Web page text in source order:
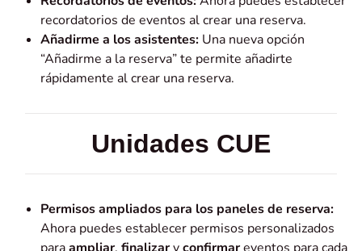
recordatorios de eventos al crear una reserva.
Añadirme a los asistentes: Una nueva opción
“Añadirme a la reserva” te permite añadirte
rápidamente al crear una reserva.
Unidades CUE
Permisos ampliados para los paneles de reserva:
Ahora puedes establecer permisos personalizados